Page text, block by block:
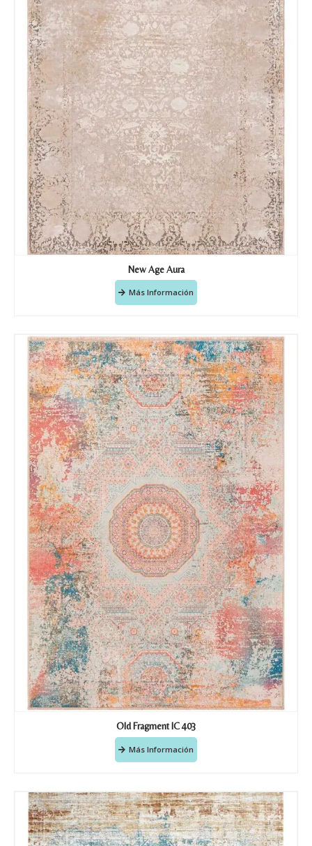
New Age Aura
Más Información
Old Fragment IC 403
Más Información
Nombre y apellido*
Teléfono
Correo electronico
Tu mensaje.
Nombre y Referencia del producto*
Acuerdo RGPD*
Doy mi consentimiento para que
esta web almacene la
información que envío para que
puedan responder a mi petición.
Recibir mi oferta